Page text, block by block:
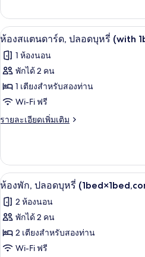
บุหรี่
(with
1bed)
เกี่ยว
กับ
ห้อง
ปลอด
บุหรี่
1bed)
เปิด
ภาพถ่าย
ทั้งหมด
ของ
ห้อง
สแตนดาร์ด,
บุหรี่
(with
1bed)
ห้
9
ห้องสแตนดาร์ด, ปลอดบุหรี่ (with
1 ห้องนอน
พักได้ 2 คน
1 เตียงสำหรับสองท่าน
Wi-Fi ฟรี
รายละเอียดเพิ่มเติม
ราย
เกี่ยว
กับ
ห้อง
ปลอด
บุหรี่
1bed)
เปิด
ภาพถ่าย
ทั้งหมด
ของ
ห้อง
ผ้
9
ห้องพัก, ปลอดบุหรี่
2 ห้องนอน
พักได้ 2 คน
2 เตียงสำหรับสองท่าน
Wi-Fi ฟรี